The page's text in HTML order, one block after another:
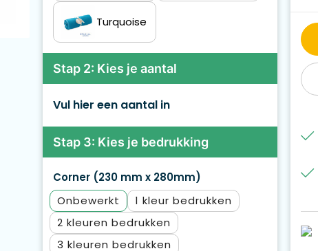
Turquoise
Stap 2: Kies je aantal
Vul hier een aantal in
Stap 3: Kies je bedrukking
Corner (230 mm x 280mm)
Onbewerkt
1
2
3